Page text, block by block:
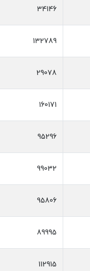
34146
132789
29078
160171
95296
99032
95806
89995
112915